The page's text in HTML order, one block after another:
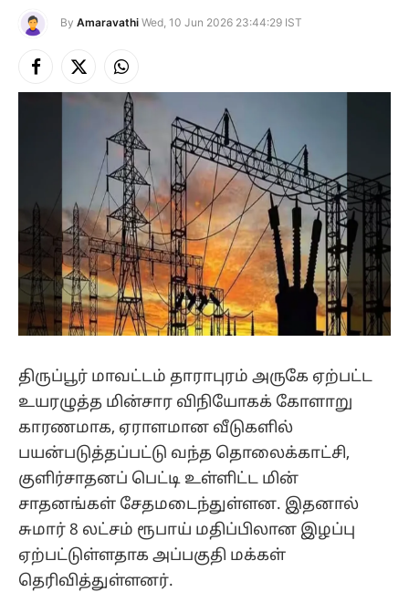
By Amaravathi Wed, 10 Jun 2026 23:44:29 IST
Facebook
X
(Twitter)
Instagram
திருப்பூர் மாவட்டம் தாராபுரம் அருகே ஏற்பட்ட
உயரழுத்த மின்சார விநியோகக் கோளாறு
காரணமாக, ஏராளமான வீடுகளில்
பயன்படுத்தப்பட்டு வந்த தொலைக்காட்சி,
குளிர்சாதனப் பெட்டி உள்ளிட்ட மின்
சாதனங்கள் சேதமடைந்துள்ளன. இதனால்
சுமார் 8 லட்சம் ரூபாய் மதிப்பிலான இழப்பு
ஏற்பட்டுள்ளதாக அப்பகுதி மக்கள்
தெரிவித்துள்ளனர்.